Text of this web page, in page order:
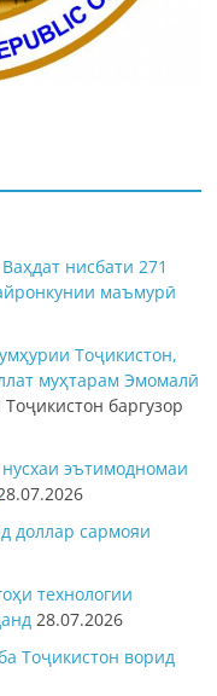
нисбати 271
маъмурӣ
Тоҷикистон,
муҳтарам Эмомалӣ
баргузор
эътимодномаи
доллар сармояи
технологии
28.07.2026
Тоҷикистон ворид